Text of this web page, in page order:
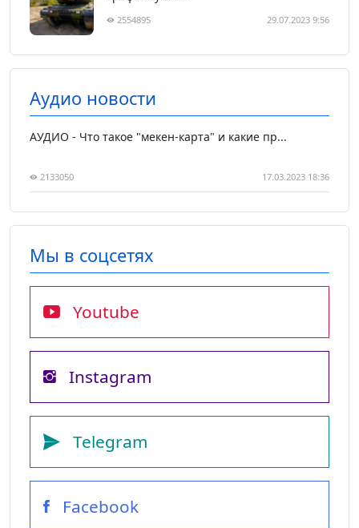
2554895 29.07.2023 9:56
Аудио новости
АУДИО - Что такое "мекен-карта" и какие пр...
2133050 17.03.2023 18:36
Мы в соцсетях
Youtube
Instagram
Telegram
Facebook